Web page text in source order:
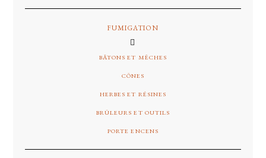
FUMIGATION
BÂTONS ET MÊCHES
CÔNES
HERBES ET RÉSINES
BRÛLEURS ET OUTILS
PORTE ENCENS